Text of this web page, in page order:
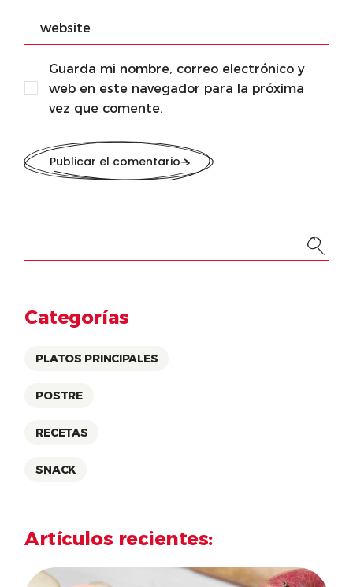
Guarda mi nombre, correo electrónico y
web en este navegador para la próxima
vez que comente.
Publicar el comentario
Categorías
PLATOS PRINCIPALES
POSTRE
RECETAS
SNACK
Artículos recientes: